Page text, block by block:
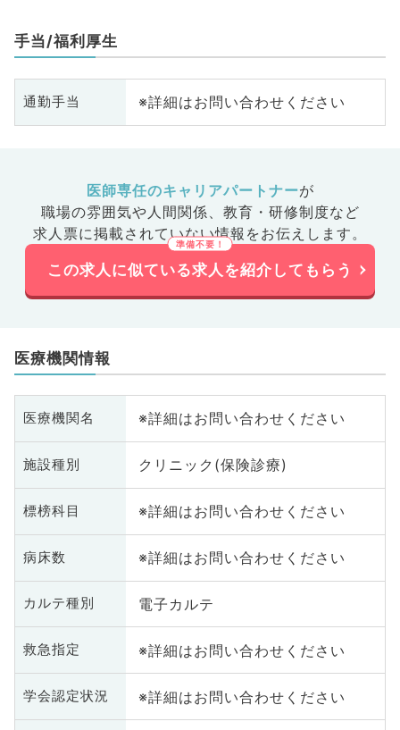
手当/福利厚生
通勤手当 ※詳細はお問い合わせください
医師専任のキャリアパートナーが
職場の雰囲気や人間関係、 教育・研修制度など
求人票に掲載されていない情報をお伝えします。
この求人に似ている求人を紹介してもらう
医療機関情報
医療機関名 ※詳細はお問い合わせください
施設種別 クリニック(保険診療)
標榜科目 ※詳細はお問い合わせください
病床数 ※詳細はお問い合わせください
カルテ種別 電子カルテ
救急指定 ※詳細はお問い合わせください
学会認定状況 ※詳細はお問い合わせください